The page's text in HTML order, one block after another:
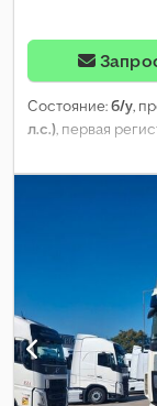
Состояние:б/у,
л.с.), первая
,
цвет:красный,